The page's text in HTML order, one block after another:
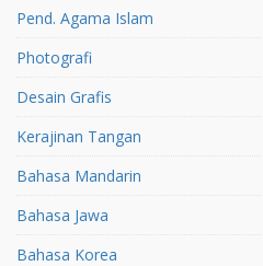
Pend. Agama Islam
Photografi
Desain Grafis
Kerajinan Tangan
Bahasa Mandarin
Bahasa Jawa
Bahasa Korea